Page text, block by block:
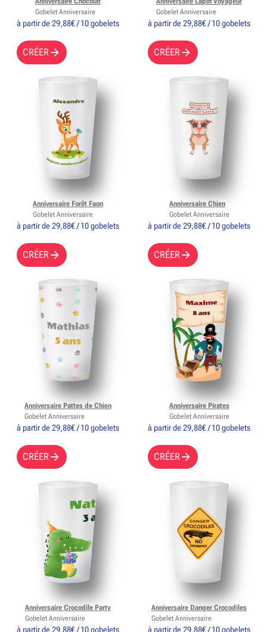
à partir de 29,88€ / 10 gobelets
CRÉER
Gobelet Anniversaire
à partir de 29,88€ / 10 gobelets
CRÉER
Gobelet Anniversaire
à partir de 29,88€ / 10 gobelets
CRÉER
Anniversaire Forêt Faon
Gobelet Anniversaire
à partir de 29,88€ / 10 gobelets
CRÉER
Anniversaire Chien
Gobelet Anniversaire
à partir de 29,88€ / 10 gobelets
CRÉER
Anniversaire Pattes de Chien
Gobelet Anniversaire
à partir de 29,88€ / 10 gobelets
CRÉER
Anniversaire Pirates
Gobelet Anniversaire
à partir de 29,88€ / 10 gobelets
Anniversaire Crocodile Party
Gobelet Anniversaire
à partir de 29,88€ / 10 gobelets
Anniversaire Danger Crocodiles
Gobelet Anniversaire